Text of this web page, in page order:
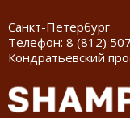
Санкт-Петербург
Телефон: 8 (812)
Кондратьевский